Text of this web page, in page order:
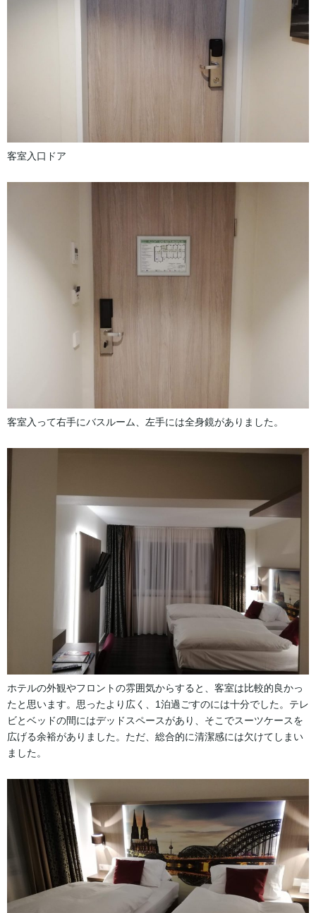
客室入口ドア
客室入って右手にバスルーム、左手には全身鏡がありました。
ホテルの外観やフロントの雰囲気からすると、客室は比較的良かっ
たと思います。思ったより広く、1泊過ごすのには十分でした。テレ
ビとベッドの間にはデッドスペースがあり、そこでスーツケースを
広げる余裕がありました。ただ、総合的に清潔感には欠けてしまい
ました。